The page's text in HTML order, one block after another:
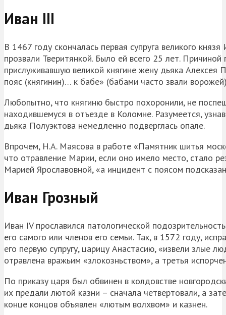
Иван III
В 1467 году скончалась первая супруга великого
прозвали Тверитянкой. Было ей всего 25 лет.
прислуживавшую великой княгине жену дьяка
пояс (княгинин)… к бабе» (бабами часто звали
Любопытно, что княгиню быстро похоронили, не
находившемуся в отъезде в Коломне. Разумеется,
дьяка Полуэктова немедленно подверглась опале.
Впрочем, Н.А. Маясова в работе «Памятник шитья
что отравление Марии, если оно имело место, стало
Марией Ярославовной, «а инцидент с поясом
Иван Грозный
Иван IV прославился патологической
его самого или членов его семьи. Так, в 1572 году,
его первую супругу, царицу Анастасию, «извели злые
отравлена вражьим «злокозньством», а третья
По приказу царя был обвинен в колдовстве
их предали лютой казни – сначала четвертовали, а
конце концов объявлен «лютым волхвом» и казнен.